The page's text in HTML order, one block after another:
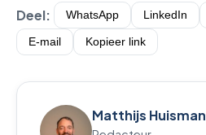
Deel: WhatsApp LinkedIn
E-mail Kopieer link
Matthijs Huisman